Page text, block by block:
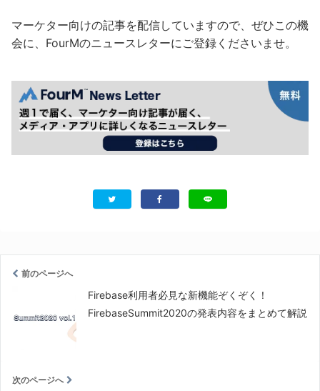
マーケター向けの記事を配信していますので、ぜひこの機
会に、FourMのニュースレターにご登録くださいませ。
前のページへ
Firebase利用者必見な新機能ぞくぞく！
FirebaseSummit2020の発表内容をまとめて解説
次のページへ